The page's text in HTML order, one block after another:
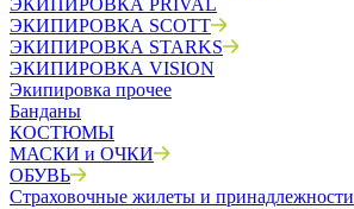
ЭКИПИРОВКА PRIVAL
ЭКИПИРОВКА SCOTT
ЭКИПИРОВКА STARKS
ЭКИПИРОВКА VISION
Экипировка прочее
Банданы
КОСТЮМЫ
МАСКИ и ОЧКИ
ОБУВЬ
Страховочные жилеты и принадлежности